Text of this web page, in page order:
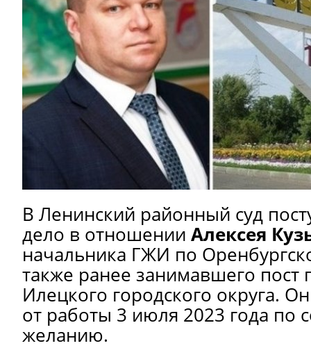
В Ленинский районный суд
дело в отношении Алексея
начальника ГЖИ по
также ранее занимавшего пост
Илецкого городского округа.
от работы 3 июля 2023 года по
желанию.